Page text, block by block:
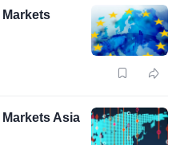
Asia